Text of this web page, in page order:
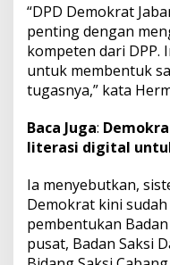
“DPD Demokrat
penting dengan
kompeten dari DPP.
untuk membentuk
tugasnya,” kata
Baca Juga:
literasi digital
Ia menyebutkan,
Demokrat kini
pembentukan
pusat, Badan Saksi